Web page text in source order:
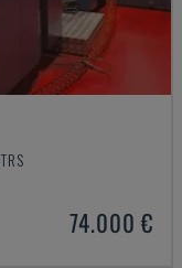
74.000 €